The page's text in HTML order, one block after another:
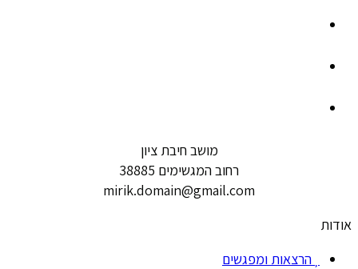
מושב חיבת ציון
רחוב המגשימים 38885
mirik.domain@gmail.com
אודות
הרצאות ומפגשים